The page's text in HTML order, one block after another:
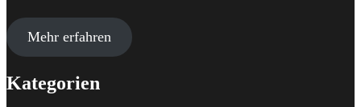
Mehr erfahren
Kategorien